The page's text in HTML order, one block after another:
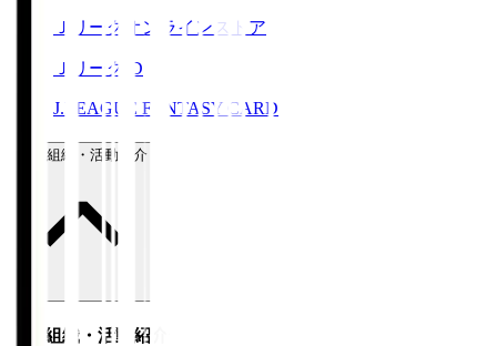
Ｊリーグオンラインストア
ＪリーグID
J.LEAGUE FANTASY CARD
運営組織・活動紹介
運営組織・活動紹介